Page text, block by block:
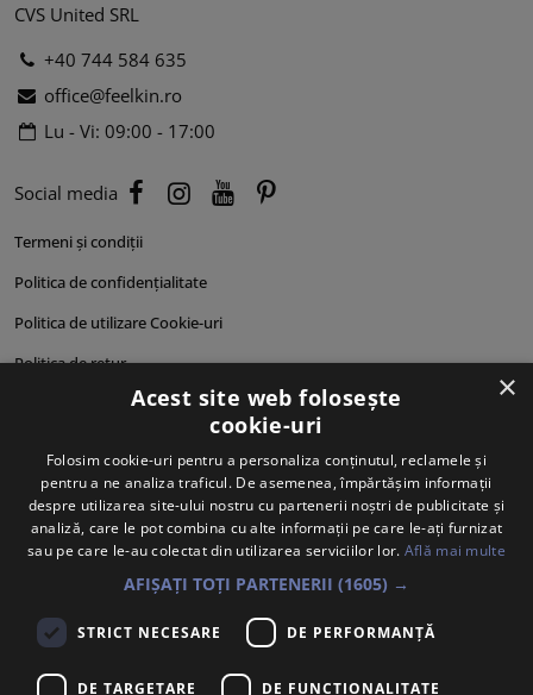
CVS United SRL
+40 744 584 635
office@feelkin.ro
Lu - Vi: 09:00 - 17:00
Social media
Termeni și condiții
Politica de confidențialitate
Politica de utilizare Cookie-uri
Politica de retur
Cum se livrează?
Despre noi
Personalități produse
×
Acest site web folosește
cookie-uri
Folosim cookie-uri pentru a personaliza conținutul, reclamele și
pentru a ne analiza traficul. De asemenea, împărtășim informații
despre utilizarea site-ului nostru cu partenerii noștri de publicitate și
analiză, care le pot combina cu alte informații pe care le-ați furnizat
sau pe care le-au colectat din utilizarea serviciilor lor. Află mai multe
AFIȘAȚI TOȚI PARTENERII (1605) →
STRICT NECESARE DE PERFORMANȚĂ
DE TARGETARE DE FUNCŢIONALITATE